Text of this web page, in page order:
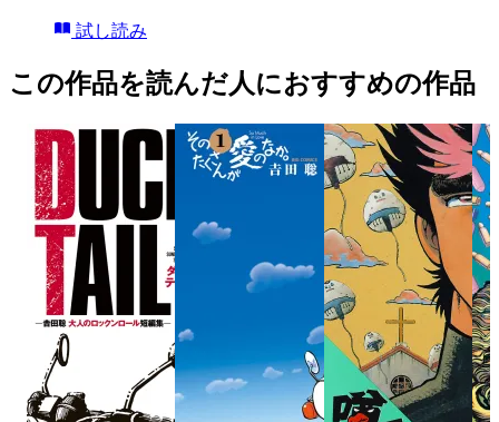
試し読み
この作品を読んだ人におすすめの作品